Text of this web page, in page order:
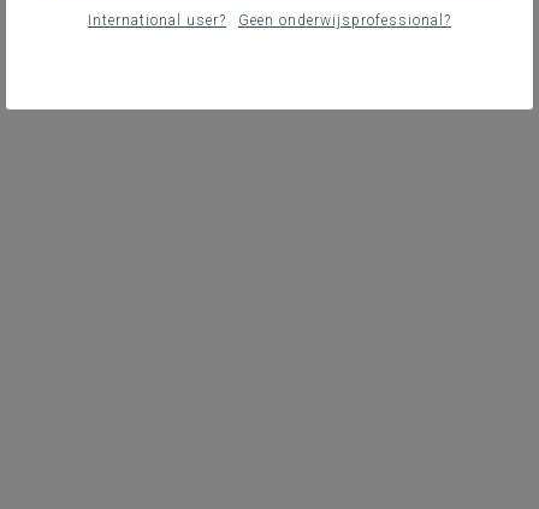
International user? Geen onderwijsprofessional?